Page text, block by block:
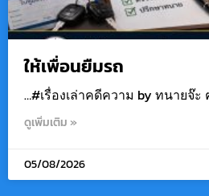
ให้เพื่อนยืมรถ
…#เรื่องเล่าคดีความ by ทนายจ๊ะ
ดูเพิ่มเติม »
05/08/2026